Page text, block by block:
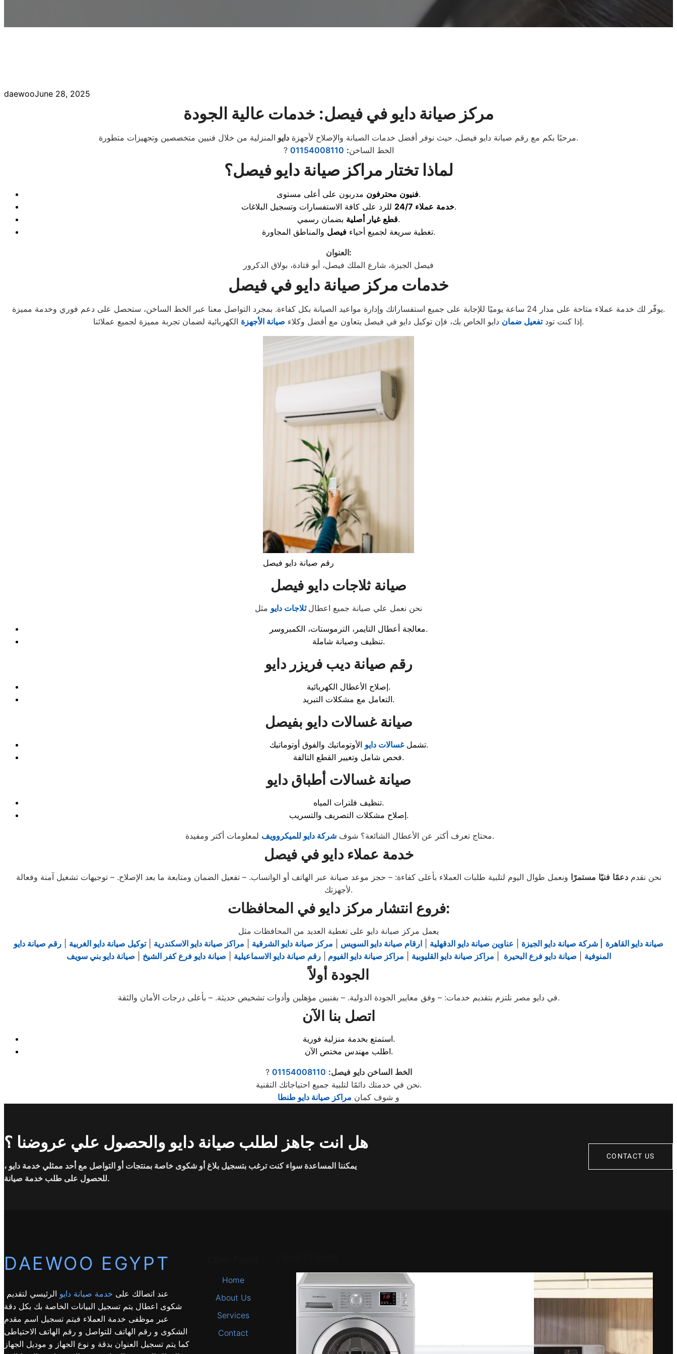
daewooJune 28, 2025
مركز صيانة دايو في فيصل: خدمات عالية الجودة
مرحبًا بكم مع رقم صيانة دايو فيصل، حيث نوفر أفضل خدمات الصيانة والإصلاح لأجهزة دايو
المنزلية من خلال فنيين متخصصين وتجهيزات متطورة.
? الخط الساخن:
01154008110
لماذا تختار مراكز صيانة دايو فيصل؟
فنيون محترفون
مدربون على أعلى مستوى.
خدمة عملاء 24/7
للرد على كافة الاستفسارات وتسجيل البلاغات.
قطع غيار أصلية
بضمان رسمي.
تغطية سريعة لجميع أحياء فيصل والمناطق المجاورة.
العنوان:
فيصل الجيزة، شارع الملك فيصل، أبو قتادة، بولاق الدكرور
خدمات مركز صيانة دايو في فيصل
يوفّر لك خدمة عملاء متاحة على مدار 24 ساعة يوميًا للإجابة على جميع استفساراتك وإدارة مواعيد الصيانة بكل كفاءة. بمجرد التواصل معنا عبر الخط الساخن، ستحصل على دعم فوري وخدمة مميزة.
إذا كنت تودتفعيل ضمان دايو الخاص بك، فإن توكيل دايو في فيصل يتعاون مع أفضل وكلاء صيانة الأجهزة الكهربائية لضمان تجربة مميزة لجميع عملائنا.
رقم صيانة دايو فيصل
صيانة ثلاجات دايو فيصل
نحن نعمل علي صيانة جميع اعطال ثلاجات دايو مثل
معالجة أعطال التايمر، الترموستات، الكمبروسر.
تنظيف وصيانة شاملة.
رقم صيانة ديب فريزر دايو
إصلاح الأعطال الكهربائية.
التعامل مع مشكلات التبريد.
صيانة غسالات دايو بفيصل
تشملغسالات دايو
الأوتوماتيك والفوق أوتوماتيك.
فحص شامل وتغيير القطع التالفة.
صيانة غسالات أطباق دايو
تنظيف فلترات المياه.
إصلاح مشكلات التصريف والتسريب.
محتاج تعرف أكتر عن الأعطال الشائعة؟ شوف شركة دايو للميكروويف لمعلومات أكتر ومفيدة.
خدمة عملاء دايو في فيصل
نحن نقدمدعمًا فنيًا مستمرًا ونعمل طوال اليوم لتلبية طلبات العملاء بأعلى كفاءة: – حجز موعد صيانة عبر الهاتف أو الواتساب. – تفعيل الضمان ومتابعة ما بعد الإصلاح. – توجيهات تشغيل آمنة وفعالة
لأجهزتك.
فروع انتشار مركز دايو في المحافظات:
يعمل مركز صيانة دايو على تغطية العديد من المحافظات مثل
صيانة دايو القاهرة
| شركة صيانة دايو الجيزة عناوين صيانة دايو الدقهلية ارقام صيانة دايو السويس مركز صيانة دايو الشرقية مراكز صيانة دايو الاسكندرية |توكيل صيانة دايو الغربية
رقم صيانة دايو
المنوفية
صيانة دايو فرع البحيرة مراكز صيانة دايو القليوبية مراكز صيانة دايو الفيوم |رقم صيانة دايو الاسماعيلية صيانة دايو فرع كفر الشيخ صيانة دايو بني سويف
الجودة أولاً
في دايو مصر نلتزم بتقديم خدمات: – وفق معايير الجودة الدولية. – بفنيين مؤهلين وأدوات تشخيص حديثة. – بأعلى درجات الأمان والثقة.
اتصل بنا الآن
استمتع بخدمة منزلية فورية.
اطلب مهندس مختص الآن.
? الخط الساخن دايو فيصل:
01154008110
نحن في خدمتك دائمًا لتلبية جميع احتياجاتك التقنية.
و شوف كمان مراكز صيانة دايو طنطا
هل انت جاهز لطلب صيانة دايو والحصول علي عروضنا ؟
يمكننا المساعدة سواء كنت ترغب بتسجيل بلاغ أو شكوى خاصة بمنتجات أو التواصل مع أحد ممثلي خدمة دايو ،
للحصول على طلب خدمة صيانة.
CONTACT US
DAEWOO EGYPT
عند اتصالك على خدمة صيانة دايو الرئيسي لتقديم
شكوى اعطال يتم تسجيل البيانات الخاصة بك بكل دقة
عبر موظفى خدمة العملاء فيتم تسجيل اسم مقدم
الشكوى و رقم الهاتف للتواصل و رقم الهاتف الاحتياطى
كما يتم تسجيل العنوان بدقة و نوع الجهاز و موديل الجهاز
Home
About Us
Services
Contact